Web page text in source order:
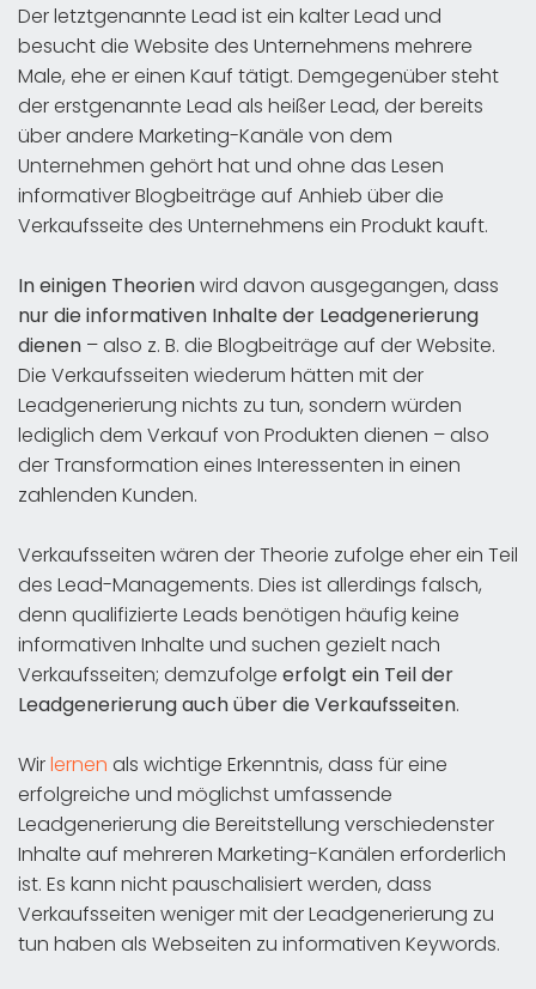
Der letztgenannte Lead ist ein kalter Lead und
besucht die Website des Unternehmens mehrere
Male, ehe er einen Kauf tätigt. Demgegenüber steht
der erstgenannte Lead als heißer Lead, der bereits
über andere Marketing-Kanäle von dem
Unternehmen gehört hat und ohne das Lesen
informativer Blogbeiträge auf Anhieb über die
Verkaufsseite des Unternehmens ein Produkt kauft.
In einigen Theorienwird davon ausgegangen, dass
nur die informativen Inhalte der Leadgenerierung
dienen – also z. B. die Blogbeiträge auf der Website.
Die Verkaufsseiten wiederum hätten mit der
Leadgenerierung nichts zu tun, sondern würden
lediglich dem Verkauf von Produkten dienen – also
der Transformation eines Interessenten in einen
zahlenden Kunden.
Verkaufsseiten wären der Theorie zufolge eher ein Teil
des Lead-Managements. Dies ist allerdings falsch,
denn qualifizierte Leads benötigen häufig keine
informativen Inhalte und suchen gezielt nach
Verkaufsseiten; demzufolge erfolgt ein Teil der
Leadgenerierung auch über die Verkaufsseiten.
Wirlernen als wichtige Erkenntnis, dass für eine
erfolgreiche und möglichst umfassende
Leadgenerierung die Bereitstellung verschiedenster
Inhalte auf mehreren Marketing-Kanälen erforderlich
ist. Es kann nicht pauschalisiert werden, dass
Verkaufsseiten weniger mit der Leadgenerierung zu
tun haben als Webseiten zu informativen Keywords.